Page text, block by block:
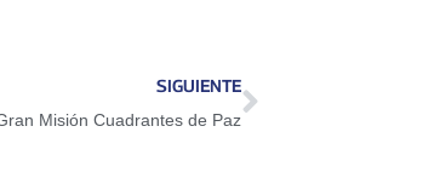
SIGUIENTE
Misión Cuadrantes de Paz